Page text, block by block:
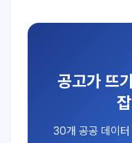
공고가 뜨
30개 공공 데이